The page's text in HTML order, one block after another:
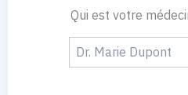
Qui est votre